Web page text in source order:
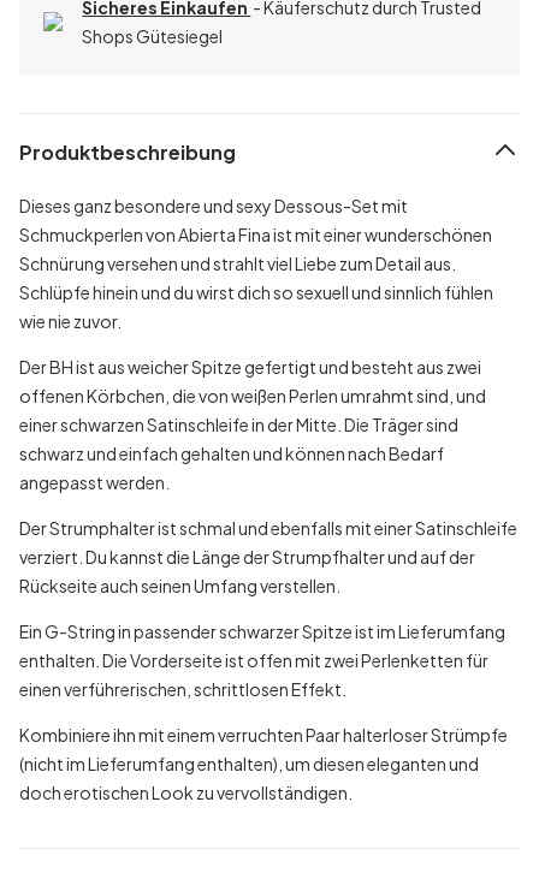
Sicheres Einkaufen - Käuferschutz durch Trusted
Shops Gütesiegel
Produktbeschreibung
Dieses ganz besondere und sexy Dessous-Set mit
Schmuckperlen von Abierta Fina ist mit einer wunderschönen
Schnürung versehen und strahlt viel Liebe zum Detail aus.
Schlüpfe hinein und du wirst dich so sexuell und sinnlich fühlen
wie nie zuvor.
Der BH ist aus weicher Spitze gefertigt und besteht aus zwei
offenen Körbchen, die von weißen Perlen umrahmt sind, und
einer schwarzen Satinschleife in der Mitte. Die Träger sind
schwarz und einfach gehalten und können nach Bedarf
angepasst werden.
Der Strumphalter ist schmal und ebenfalls mit einer Satinschleife
verziert. Du kannst die Länge der Strumpfhalter und auf der
Rückseite auch seinen Umfang verstellen.
Ein G-String in passender schwarzer Spitze ist im Lieferumfang
enthalten. Die Vorderseite ist offen mit zwei Perlenketten für
einen verführerischen, schrittlosen Effekt.
Kombiniere ihn mit einem verruchten Paar halterloser Strümpfe
(nicht im Lieferumfang enthalten), um diesen eleganten und
doch erotischen Look zu vervollständigen.